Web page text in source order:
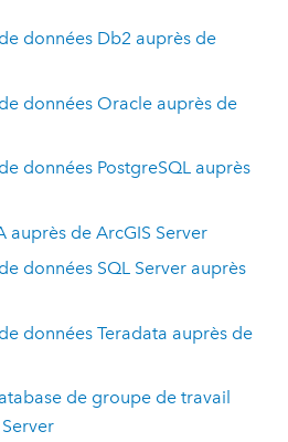
données Db2 auprès de
données Oracle auprès de
données PostgreSQL auprès
auprès deArcGIS Server
données SQL Server auprès
donnéesTeradata auprès de
de groupe de travail